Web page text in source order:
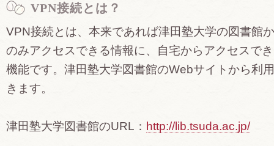
VPN接続とは？
VPN接続とは、本来であれば津田塾大学の図書館
のみアクセスできる情報に、自宅からアクセスで
機能です。津田塾大学図書館のWebサイトから利
きます。
津田塾大学図書館のURL： http://lib.tsuda.ac.jp/